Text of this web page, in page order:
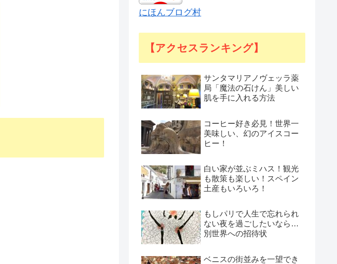
にほんブログ村
【アクセスランキング】
サンタマリアノヴェッラ薬
局「魔法の石けん」美しい
肌を手に入れる方法
コーヒー好き必見！世界一
美味しい、幻のアイスコー
ヒー！
白い家が並ぶミハス！観光
も散策も楽しい！スペイン
土産もいろいろ！
もしパリで人生で忘れられ
ない夜を過ごしたいなら…
別世界への招待状
ベニスの街並みを一望でき